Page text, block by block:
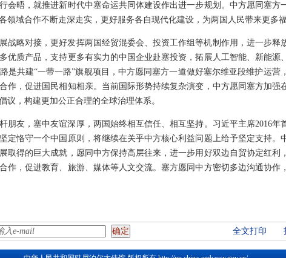
会晤，就推进新时代中塞命运共同体建设作出进一步规划。中方愿同塞方
领域合作不断走深走实，更好服务各自现代化建设，为两国人民带来更多福
战略对接，更好发挥两国经贸混委会、投资工作组等机制作用，进一步释
优质产品，支持更多有实力的中国企业赴塞投资，拓展人工智能、新能源
是共建“一带一路”旗舰项目，中方愿同塞方一道做好塞尔维亚段维护运营
作，促进国民相知相亲。当前国际形势持续复杂演变，中方愿同塞方加强
议，构建更加公正合理的全球治理体系。
朋友，塞中友谊深厚，两国始终相互信任、相互坚持。习近平主席2016年
定恪守一个中国原则，将继续在关乎中方核心利益问题上给予坚定支持。
取得的巨大成就，愿同中方保持高层往来，进一步用好双边自贸协定红利
作，促进教育、旅游、媒体等人文交流。塞方愿同中方密切多边沟通协作
全文打印